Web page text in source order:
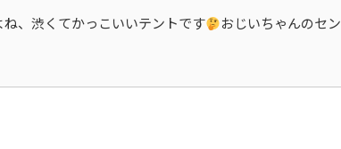
、渋くてかっこいいテントです
おじいちゃんのセン